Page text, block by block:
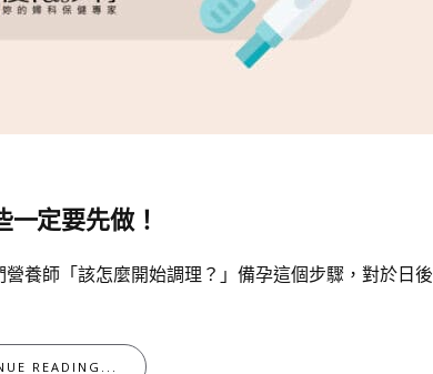
定要先做！
養師「該怎麼開始調理？」備孕這個步驟，對於日後
READING...